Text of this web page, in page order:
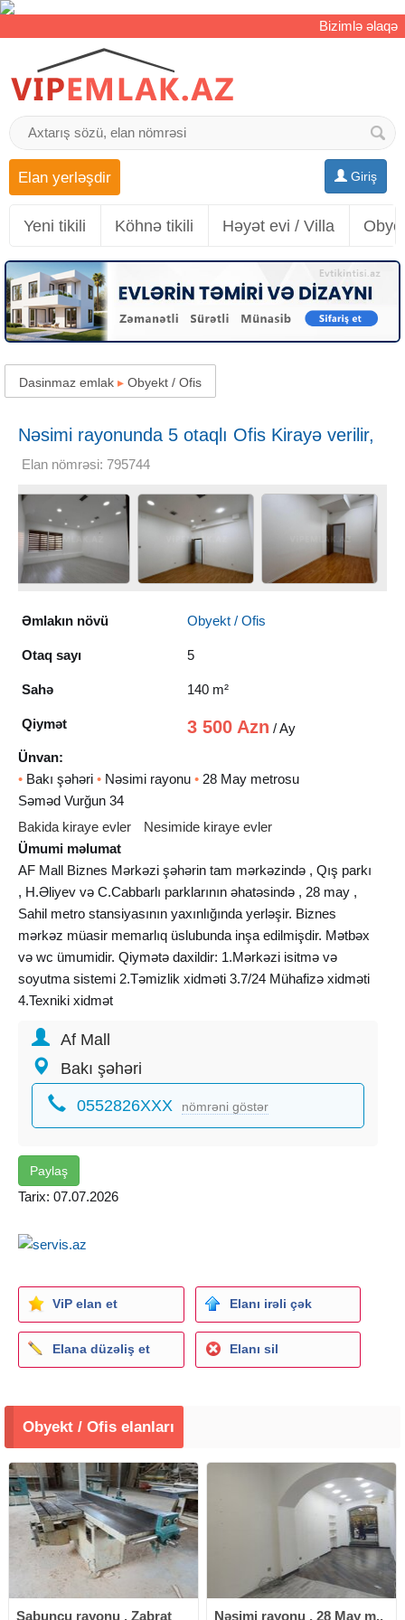
Bizimlə əlaqə
Giriş
Elan yerləşdir
Yeni tikili Köhnə tikili Həyət evi / Villa
Dasinmaz emlak ▸ Obyekt / Ofis
Nəsimi rayonunda 5 otaqlı Ofis Kirayə verilir,
140 m²
Elan nömrəsi: 795744
Əmlakın növü Obyekt / Ofis
Otaq sayı 5
Sahə 140 m²
Qiymət 3 500 Azn / Ay
Ünvan:
• Bakı şəhəri • Nəsimi rayonu • 28 May metrosu
Səməd Vurğun 34
Bakida kiraye evler
Nesimide kiraye evler
Ümumi məlumat
AF Mall Biznes Mərkəzi şəhərin tam mərkəzində , Qış parkı
, H.Əliyev və C.Cabbarlı parklarının əhatəsində , 28 may ,
Sahil metro stansiyasının yaxınlığında yerləşir. Biznes
mərkəz müasir memarlıq üslubunda inşa edilmişdir. Mətbəx
və wc ümumidir. Qiymətə daxildir: 1.Mərkəzi isitmə və
soyutma sistemi 2.Təmizlik xidməti 3.7/24 Mühafizə xidməti
4.Texniki xidmət
Af Mall
Bakı şəhəri
0552826XXX nömrəni göstər
Paylaş
Tarix: 07.07.2026
ViP elan et Elanı irəli çək
Elana düzəliş et Elanı sil
Obyekt / Ofis elanları
Sabunçu rayonu , Zabrat Nəsimi rayonu , 28 May m.,